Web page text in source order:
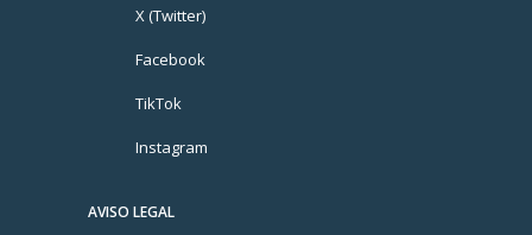
X (Twitter)
Facebook
TikTok
Instagram
AVISO LEGAL